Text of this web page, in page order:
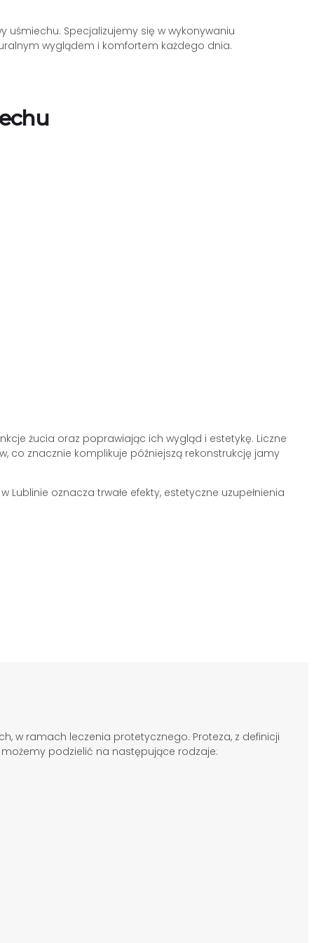
uśmiechu. Specjalizujemy się w wykonywaniu
wyglądem i komfortem każdego dnia.
żucia oraz poprawiając ich wygląd i estetykę. Liczne
co znacznie komplikuje późniejszą rekonstrukcję jamy
oznacza trwałe efekty, estetyczne uzupełnienia
w ramach leczenia protetycznego. Proteza, z definicji
podzielić na następujące rodzaje: